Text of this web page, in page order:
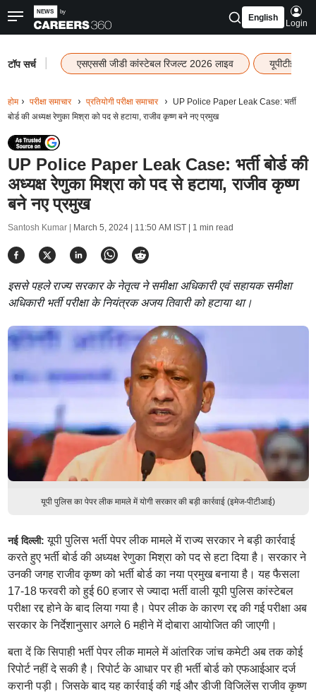
English
Login
टॉप सर्च एसएससी जीडी कांस्टेबल रिजल्ट 2026 लाइव यूपीटीईटी
होम परीक्षा समाचार प्रतियोगी परीक्षा समाचार
UP Police Paper Leak Case: भर्ती
बोर्ड की अध्यक्ष रेणुका मिश्रा को पद से हटाया, राजीव कृष्ण बने नए प्रमुख
UP Police Paper Leak Case: भर्ती बोर्ड की
अध्यक्ष रेणुका मिश्रा को पद से हटाया, राजीव कृष्ण
बने नए प्रमुख
Santosh Kumar | March 5, 2024 | 11:50 AM IST| 1 min read
इससे पहले राज्य सरकार के नेतृत्व ने समीक्षा अधिकारी एवं सहायक समीक्षा
अधिकारी भर्ती परीक्षा के नियंत्रक अजय तिवारी को हटाया था।
यूपी पुलिस का पेपर लीक मामले में योगी सरकार की बड़ी कार्रवाई (इमेज-पीटीआई)
नई दिल्ली: यूपी पुलिस भर्ती पेपर लीक मामले में राज्य सरकार ने बड़ी कार्रवाई
करते हुए भर्ती बोर्ड की अध्यक्ष रेणुका मिश्रा को पद से हटा दिया है। सरकार ने
उनकी जगह राजीव कृष्ण को भर्ती बोर्ड का नया प्रमुख बनाया है। यह फैसला
17-18 फरवरी को हुई 60 हजार से ज्यादा भर्ती वाली यूपी पुलिस कांस्टेबल
परीक्षा रद्द होने के बाद लिया गया है। पेपर लीक के कारण रद्द की गई परीक्षा अब
सरकार के निर्देशानुसार अगले 6 महीने में दोबारा आयोजित की जाएगी।
बता दें कि सिपाही भर्ती पेपर लीक मामले में आंतरिक जांच कमेटी अब तक कोई
रिपोर्ट नहीं दे सकी है। रिपोर्ट के आधार पर ही भर्ती बोर्ड को एफआईआर दर्ज
करानी पड़ी। जिसके बाद यह कार्रवाई की गई और डीजी विजिलेंस राजीव कृष्ण